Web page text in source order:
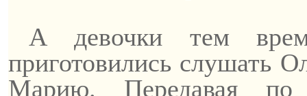
А девочки тем
приготовились слушать
Марию. Передавая по